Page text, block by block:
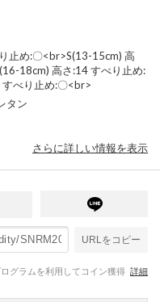
止め:〇<br>S(13-15cm) 高
18cm) 高さ:14 すべり止め:
べり止め:〇<br>
タン
さらに詳しい情報を表示
URLをコピー
グラムを利用してコイン獲得 詳細